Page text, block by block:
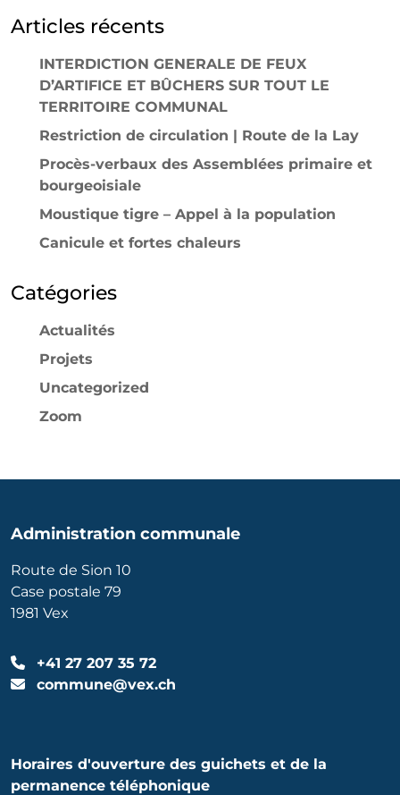
Articles récents
INTERDICTION GENERALE DE FEUX
D’ARTIFICE ET BÛCHERS SUR TOUT LE
TERRITOIRE COMMUNAL
Restriction de circulation | Route de la Lay
Procès-verbaux des Assemblées primaire et
bourgeoisiale
Moustique tigre – Appel à la population
Canicule et fortes chaleurs
Catégories
Actualités
Projets
Uncategorized
Zoom
Administration communale
Route de Sion 10
Case postale 79
1981 Vex
+41 27 207 35 72
commune@vex.ch
Horaires d'ouverture des guichets et de la
permanence téléphonique